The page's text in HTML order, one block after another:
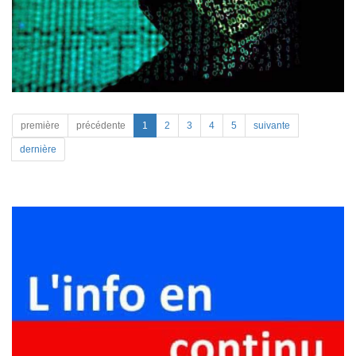
première précédente 1 2 3 4 5 suivante
dernière